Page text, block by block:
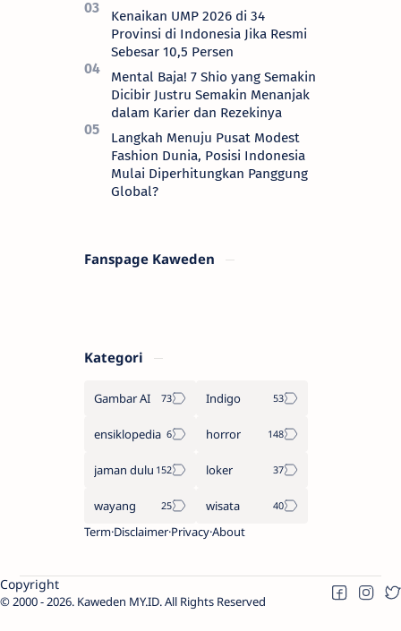
Kenaikan UMP 2026 di 34
Provinsi di Indonesia Jika Resmi
Sebesar 10,5 Persen
Mental Baja! 7 Shio yang Semakin
Dicibir Justru Semakin Menanjak
dalam Karier dan Rezekinya
Langkah Menuju Pusat Modest
Fashion Dunia, Posisi Indonesia
Mulai Diperhitungkan Panggung
Global?
Fanspage Kaweden
Kategori
Gambar AI Indigo
ensiklopedia horror
jaman dulu loker
wayang
wisata
Term Disclaimer PrivacyAbout
Copyright
2000 - 2026. Kaweden MY.ID. All Rights Reserved